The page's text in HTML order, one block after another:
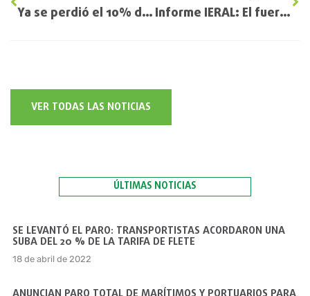
Ya se perdió el 10% del trigo sembrado en la región núcleo Informe IERAL: El fuerte control cambiario incentiva el contrabando de granos
VER TODAS LAS NOTICIAS
ÚLTIMAS NOTICIAS
SE LEVANTÓ EL PARO: TRANSPORTISTAS ACORDARON UNA
SUBA DEL 20 % DE LA TARIFA DE FLETE
18 de abril de 2022